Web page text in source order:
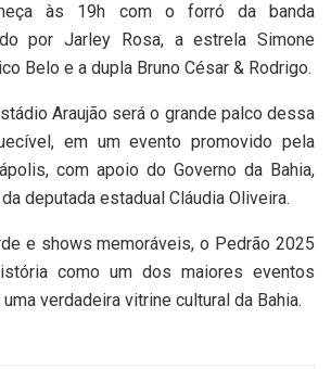
às 19h com o forró da banda
por Jarley Rosa, a estrela Simone
Belo e a dupla Bruno César & Rodrigo.
Araujão será o grande palco dessa
em um evento promovido pela
com apoio do Governo da Bahia,
deputada estadual Cláudia Oliveira.
e shows memoráveis, o Pedrão 2025
como um dos maiores eventos
verdadeira vitrine cultural da Bahia.